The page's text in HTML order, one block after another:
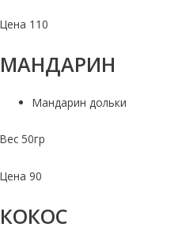
Цена 110
МАНДАРИН
Мандарин дольки
Вес 50гр
Цена 90
КОКОС